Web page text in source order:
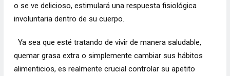
o se ve delicioso, estimulará una respuesta fisiológica
involuntaria dentro de su cuerpo.
Ya sea que esté tratando de vivir de manera saludable,
quemar grasa extra o simplemente cambiar sus hábitos
alimenticios, es realmente crucial controlar su apetito